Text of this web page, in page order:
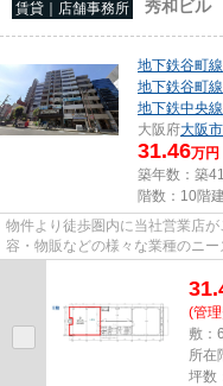
賃貸｜店舗事務所 秀和ビル
地下鉄谷町線
地下鉄谷町線
地下鉄中央線
大阪府大阪
31.46万円
築年数：築
階数：10階建
物件より徒歩圏内に当社営業店
容・物販などの様々な業種のニ
尚、弊社ではおとり広告は一切...
(管
敷：
所在
坪数